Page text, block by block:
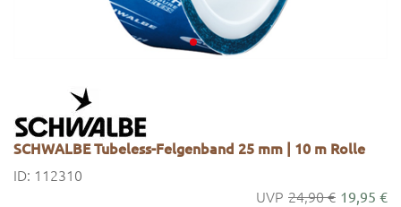
SCHWALBE Tubeless-Felgenband 25 mm | 10 m Rolle
ID: 112310
24,90 € 19,95 €